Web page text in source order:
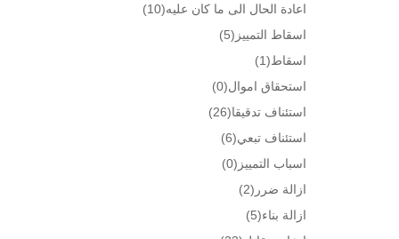
اعادة الحال الى ما كان عليه(10)
اسقاط التمييز (5)
اسقاط(1)
استحقاق اموال(0)
استئناف تدقيقا(26)
استئناف تبعي(6)
اسباب التمييز (0)
ازالة ضرر (2)
ازالة بناء(5)